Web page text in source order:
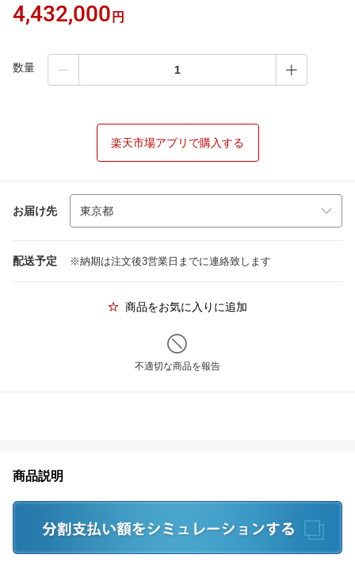
4,432,000 円
数量
楽天市場アプリで購入する
お届け先
配送予定 ※納期は注文後3営業日までに連絡致します
商品をお気に入りに追加
不適切な商品を報告
商品説明